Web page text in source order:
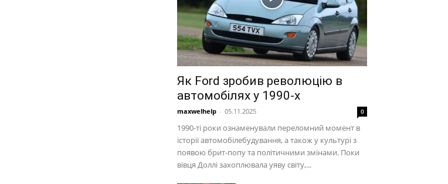
Як Ford зробив революцію в
автомобілях у 1990-х
maxwelhelp - 05.11.2025 0
1990-ті роки ознаменували переломний момент в
історії автомобілебудування, а також у культурі з
появою брит-попу та політичними змінами. Поки
вівця Доллі захоплювала уяву світу,...